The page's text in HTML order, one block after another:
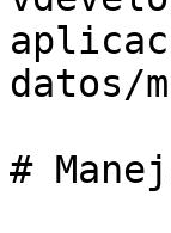
datos/
#